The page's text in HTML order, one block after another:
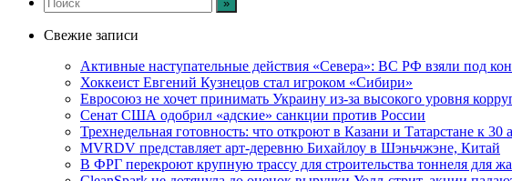
Свежие записи
Активные наступательные действия «Севера»: ВС РФ взяли под
Хоккеист Евгений Кузнецов стал игроком «Сибири»
Евросоюз не хочет принимать Украину из-за высокого уровня
Сенат США одобрил «адские» санкции против России
Трехнедельная готовность: что откроют в Казани и Татарстане к 30
MVRDV представляет арт-деревню Бихайлоу в Шэньчжэне, Китай
В ФРГ перекроют крупную трассу для строительства тоннеля для